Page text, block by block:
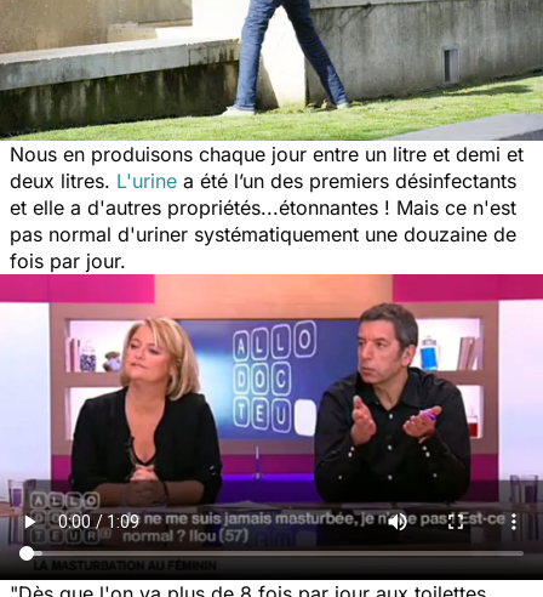
Nous en produisons chaque jour entre un litre et demi et
deux litres. L'urine a été l’un des premiers désinfectants
et elle a d'autres propriétés...étonnantes ! Mais ce n'est
pas normal d'uriner systématiquement une douzaine de
fois par jour.